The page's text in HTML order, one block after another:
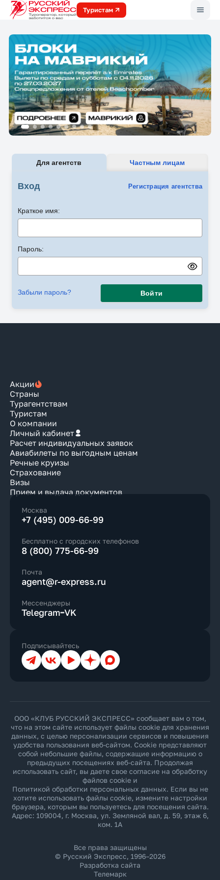
Туристам
Для агентств Частным лицам
Вход Регистрация агентства
Краткое имя:
Пароль:
Забыли пароль? Войти
Акции
Страны
Турагентствам
Туристам
О компании
Личный кабинет
Расчет индивидуальных заявок
Авиабилеты по выгодным ценам
Речные круизы
Страхование
Визы
Прием и выдача документов
Москва
+7 (495) 009-66-99
Бесплатно с городских телефонов
8 (800) 775-66-99
Почта
agent@r-express.ru
Мессенджеры
Telegram VK
Подписывайтесь
ТелеграмВКонтакте
YouTubeДзен Max
ООО «КЛУБ РУССКИЙ ЭКСПРЕСС» сообщает вам о том,
что на этом сайте использует файлы cookie для хранения
данных, с целью персонализации сервисов и повышения
удобства пользования веб-сайтом. Cookie представляют
собой небольшие файлы, содержащие информацию о
предыдущих посещениях веб-сайта. Продолжая
использовать сайт, вы даете свое согласие на обработку
файлов cookie и
Политикой обработки персональных данных. Если вы не
хотите использовать файлы cookie, измените настройки
браузера, которым вы пользуетесь для посещения сайта.
Адрес: 109004, г. Москва, ул. Земляной вал, д. 59, этаж 6,
ком. 1А
Все права защищены
© Русский Экспресс, 1996–2026
Разработка сайта
Телемарк